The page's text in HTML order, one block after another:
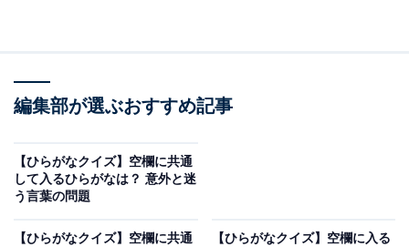
為。そして、大昔の住居の構造や、地面にまっすぐ深く
開いた穴を思い浮かべてみてください。
編集部が選ぶおすすめ記事
【ひらがなクイズ】空欄に共通
して入るひらがなは？ 意外と迷
う言葉の問題
【ひらがなクイズ】空欄に共通
【ひらがなクイズ】空欄に入る